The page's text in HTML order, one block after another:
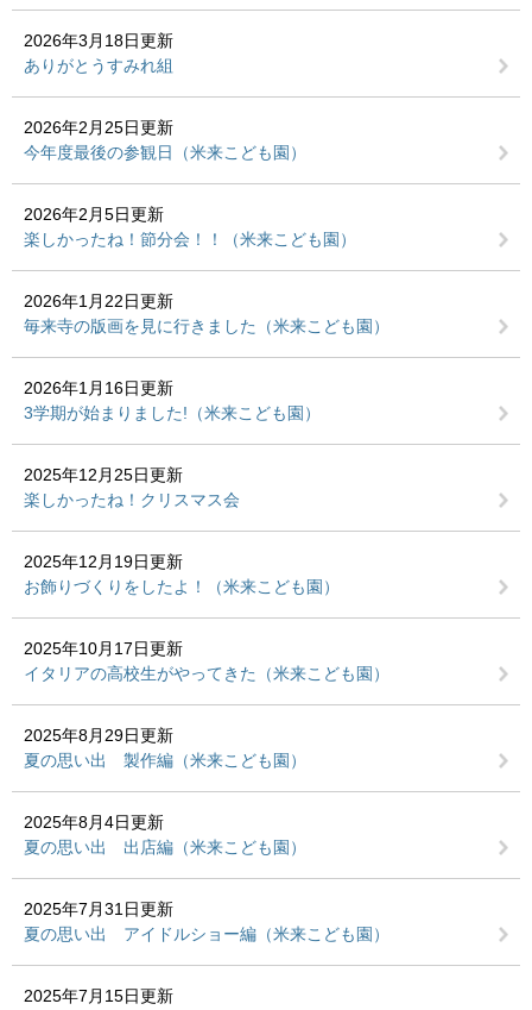
2026年3月18日更新
ありがとうすみれ組
2026年2月25日更新
今年度最後の参観日（米来こども園）
2026年2月5日更新
楽しかったね！節分会！！（米来こども園）
2026年1月22日更新
毎来寺の版画を見に行きました（米来こども園）
2026年1月16日更新
3学期が始まりました!（米来こども園）
2025年12月25日更新
楽しかったね！クリスマス会
2025年12月19日更新
お飾りづくりをしたよ！（米来こども園）
2025年10月17日更新
イタリアの高校生がやってきた（米来こども園）
2025年8月29日更新
夏の思い出 製作編（米来こども園）
2025年8月4日更新
夏の思い出 出店編（米来こども園）
2025年7月31日更新
夏の思い出 アイドルショー編（米来こども園）
2025年7月15日更新